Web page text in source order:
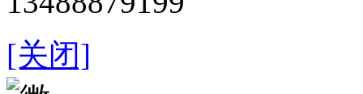
[关闭]